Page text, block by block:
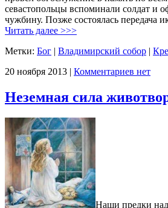
севастопольцы вспоминали солдат и
чужбину. Позже состоялась передача
Читать далее >>>
Метки: Бог | Владимирский собор |
20 ноября 2013 | Комментариев нет
Неземная сила
Наши предки